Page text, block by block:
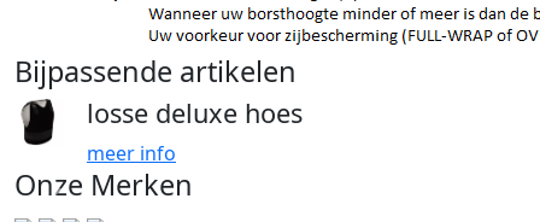
Bijpassende artikelen
losse deluxe hoes
meer info
Onze Merken